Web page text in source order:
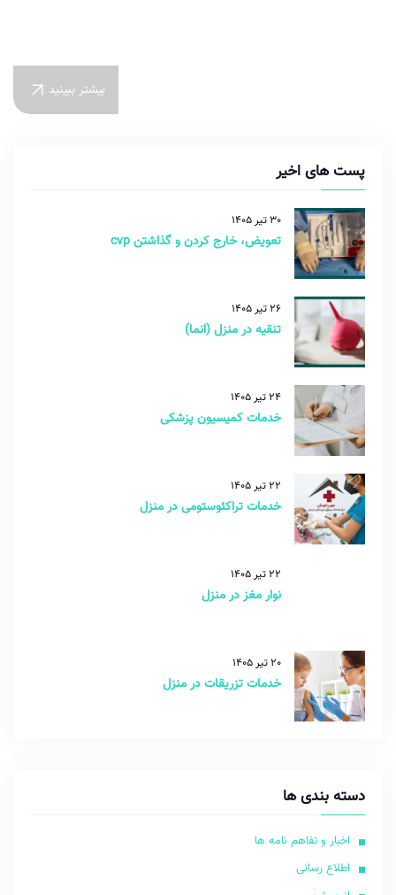
بیشتر ببینید
پست های اخیر
30 تیر 1405
تعویض، خارج کردن و گذاشتن cvp
26 تیر 1405
تنقیه در منزل (انما)
24 تیر 1405
خدمات کمیسیون پزشکی
22 تیر 1405
خدمات تراکئوستومی در منزل
22 تیر 1405
نوار مغز در منزل
20 تیر 1405
خدمات تزریقات در منزل
دسته بندی ها
اخبار و تفاهم نامه ها
اطلاع رسانی